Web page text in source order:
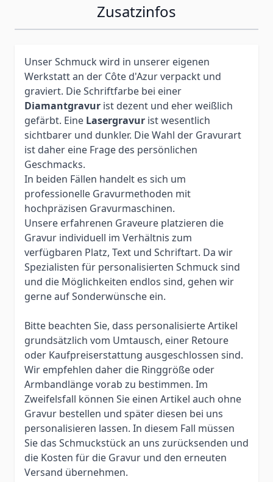
Zusatzinfos
Unser Schmuck wird in unserer eigenen
Werkstatt an der Côte d'Azur verpackt und
graviert. Die Schriftfarbe bei einer
Diamantgravur ist dezent und eher weißlich
gefärbt. Eine Lasergravur ist wesentlich
sichtbarer und dunkler. Die Wahl der Gravurart
ist daher eine Frage des persönlichen
Geschmacks.
In beiden Fällen handelt es sich um
professionelle Gravurmethoden mit
hochpräzisen Gravurmaschinen.
Unsere erfahrenen Graveure platzieren die
Gravur individuell im Verhältnis zum
verfügbaren Platz, Text und Schriftart. Da wir
Spezialisten für personalisierten Schmuck sind
und die Möglichkeiten endlos sind, gehen wir
gerne auf Sonderwünsche ein.
Bitte beachten Sie, dass personalisierte Artikel
grundsätzlich vom Umtausch, einer Retoure
oder Kaufpreiserstattung ausgeschlossen sind.
Wir empfehlen daher die Ringgröße oder
Armbandlänge vorab zu bestimmen. Im
Zweifelsfall können Sie einen Artikel auch ohne
Gravur bestellen und später diesen bei uns
personalisieren lassen. In diesem Fall müssen
Sie das Schmuckstück an uns zurücksenden und
die Kosten für die Gravur und den erneuten
Versand übernehmen.